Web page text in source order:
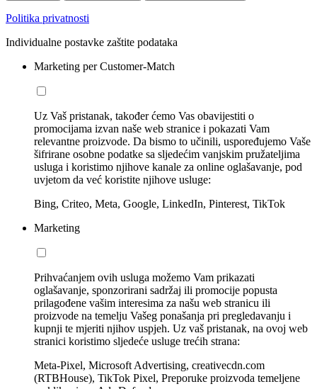
Politika privatnosti
Individualne postavke zaštite podataka
Marketing per Customer-Match
Uz Vaš pristanak, također ćemo Vas obavijestiti o
promocijama izvan naše web stranice i pokazati Vam
relevantne proizvode. Da bismo to učinili, uspoređujemo Vaše
šifrirane osobne podatke sa sljedećim vanjskim pružateljima
usluga i koristimo njihove kanale za online oglašavanje, pod
uvjetom da već koristite njihove usluge:
Bing, Criteo, Meta, Google, LinkedIn, Pinterest, TikTok
Marketing
Prihvaćanjem ovih usluga možemo Vam prikazati
oglašavanje, sponzorirani sadržaj ili promocije popusta
prilagođene vašim interesima za našu web stranicu ili
proizvode na temelju Vašeg ponašanja pri pregledavanju i
kupnji te mjeriti njihov uspjeh. Uz vaš pristanak, na ovoj web
stranici koristimo sljedeće usluge trećih strana:
Meta-Pixel, Microsoft Advertising, creativecdn.com
(RTBHouse), TikTok Pixel, Preporuke proizvoda temeljene